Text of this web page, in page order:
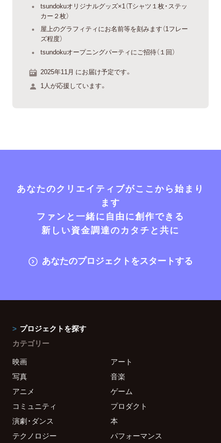
tsundokuオリジナルグッズ×1（Tシャツ１枚・ステッ
カー２枚）
屋上のグラフィティにお名前等を刻みます（1フレー
ズ程度）
tsundokuオープニングパーティにご招待（１回）
2025年11月 にお届け予定です。
1人が応援しています。
あなたのクリエイティブがここから始まり
ます
ファンと一緒に自由に創作できる
新しい資金調達のカタチと共に
あなたのプロジェクトをスタートする
プロジェクトを探す
カテゴリー
映画
アート
写真
音楽
アニメ
ゲーム
コミュニティ
プロダクト
演劇・ダンス
本
テクノロジー
パフォーマンス